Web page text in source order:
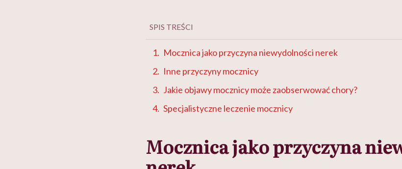
SPIS TREŚCI
Mocznica jako przyczyna niewydolności nerek
Inne przyczyny mocznicy
Jakie objawy mocznicy może zaobserwować chory?
Specjalistyczne leczenie mocznicy
Mocznica jako przyczyna